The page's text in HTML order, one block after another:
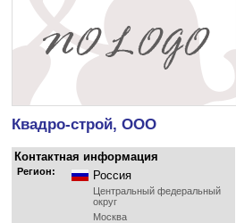
Квадро-строй, ООО
Контактная информация
Регион: Россия
Центральный федеральный
округ
Москва